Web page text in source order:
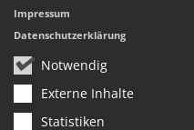
Notwendig
Externe Inhalte
Statistiken
Impressum
Datenschutzerklärung